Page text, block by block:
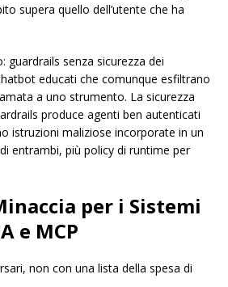
supera quello dell’utente che ha
guardrails senza sicurezza dei
educati che comunque esfiltrano
a uno strumento. La sicurezza
produce agenti ben autenticati
istruzioni maliziose incorporate in un
entrambi, più policy di runtime per
per i Sistemi
e MCP
non con una lista della spesa di